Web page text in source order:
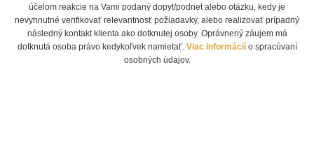
účelom reakcie na Vami podaný dopyt/podnet alebo otázku, kedy je
nevyhnutné verifikovať relevantnosť požiadavky, alebo realizovať prípadný
následný kontakt klienta ako dotknutej osoby. Oprávnený záujem má
dotknutá osoba právo kedykoľvek namietať. Viac informáciío spracúvaní
osobných údajov.